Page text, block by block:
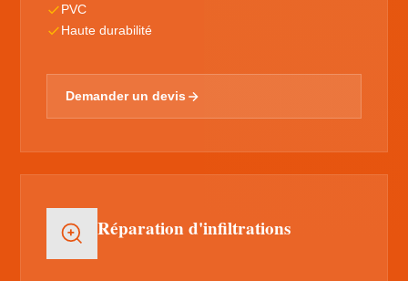
PVC
Haute durabilité
Demander un devis
Réparation d'infiltrations